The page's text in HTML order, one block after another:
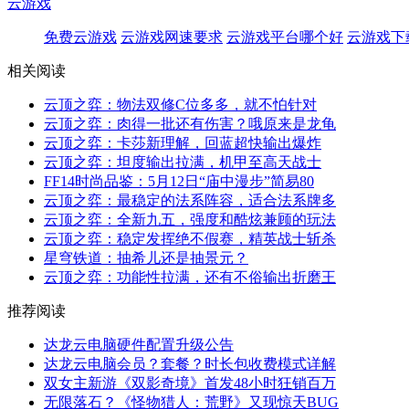
免费云游戏 云游戏网速要求 云游戏平台哪个好 云游戏下
相关阅读
云顶之弈：物法双修C位多多，就不怕针对
云顶之弈：肉得一批还有伤害？哦原来是龙龟
云顶之弈：卡莎新理解，回蓝超快输出爆炸
云顶之弈：坦度输出拉满，机甲至高天战士
FF14时尚品鉴：5月12日“庙中漫步”简易80
云顶之弈：最稳定的法系阵容，适合法系牌多
云顶之弈：全新九五，强度和酷炫兼顾的玩法
云顶之弈：稳定发挥绝不假赛，精英战士斩杀
星穹铁道：抽希儿还是抽景元？
云顶之弈：功能性拉满，还有不俗输出折磨王
推荐阅读
达龙云电脑硬件配置升级公告
达龙云电脑会员？套餐？时长包收费模式详解
双女主新游《双影奇境》首发48小时狂销百万
无限落石？《怪物猎人：荒野》又现惊天BUG